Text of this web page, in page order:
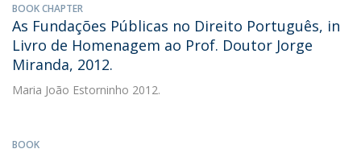
BOOK CHAPTER
As Fundações Públicas no Direito Português, in
Livro de Homenagem ao Prof. Doutor Jorge
Miranda, 2012.
Maria João Estorninho 2012.
BOOK